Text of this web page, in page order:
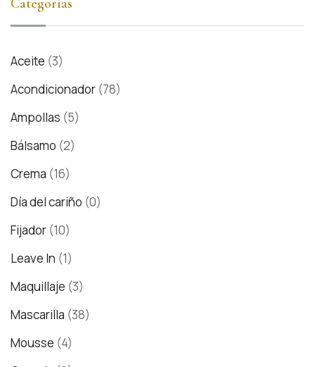
Categorías
Aceite (3)
Acondicionador (78)
Ampollas (5)
Bálsamo (2)
Crema (16)
Día del cariño (0)
Fijador (10)
Leave In (1)
Maquillaje (3)
Mascarilla (38)
Mousse (4)